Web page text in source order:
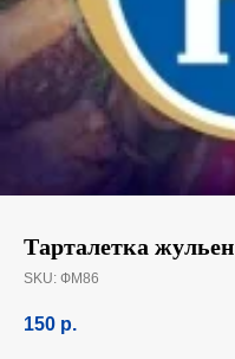
Тарталетка
SKU: ФМ86
150 р.